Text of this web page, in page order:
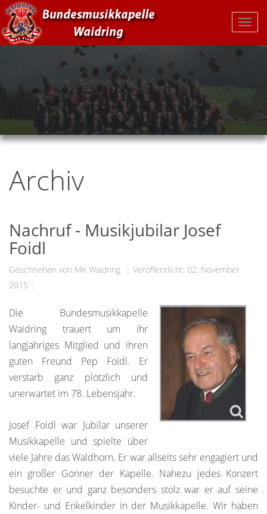
Archiv
Nachruf - Musikjubilar Josef
Foidl
Geschrieben von MK Waidring
Veröffentlicht: 02. November
2015
Die Bundesmusikkapelle
Waidring trauert um ihr
langjähriges Mitglied und ihren
guten Freund Pep Foidl. Er
verstarb ganz plötzlich und
unerwartet im 78. Lebensjahr.
Josef Foidl war Jubilar unserer
Musikkapelle und spielte über
viele Jahre das Waldhorn. Er war allseits sehr engagiert und
ein großer Gönner der Kapelle. Nahezu jedes Konzert
besuchte er und ganz besonders stolz war er auf seine
Kinder- und Enkelkinder in der Musikkapelle. Wir haben